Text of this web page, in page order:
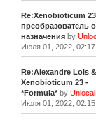
Re:Xenobioticum
преобразователь
назначенияby
Июля 01, 2022,
Re:Alexandre Lois &
Xenobioticum 23 -
*Formula*by
Июля 01, 2022,